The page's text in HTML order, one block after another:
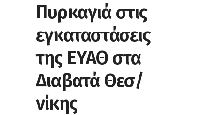
Πυρκαγιά στις
εγκαταστάσεις
της ΕΥΑΘ στα
Διαβατά Θεσ/
νίκης